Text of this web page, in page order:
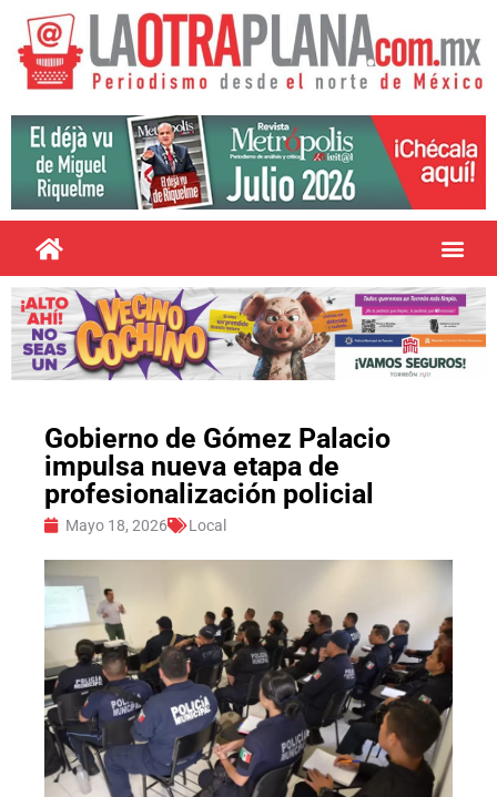
Gobierno de Gómez Palacio
impulsa nueva etapa de
profesionalización policial
Mayo 18, 2026 Local